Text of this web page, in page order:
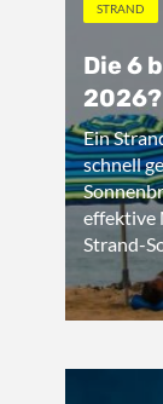
STRAND
Die 6
2026?
Ein
schnell
effektive
Strand-